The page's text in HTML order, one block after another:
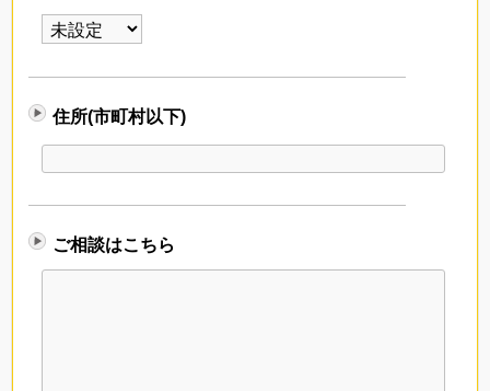
住所(市町村以下)
ご相談はこちら